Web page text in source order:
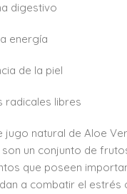
digestivo
energía
de la piel
radicales libres
jugo natural de Aloe
un conjunto de
que poseen
a combatir el estrés